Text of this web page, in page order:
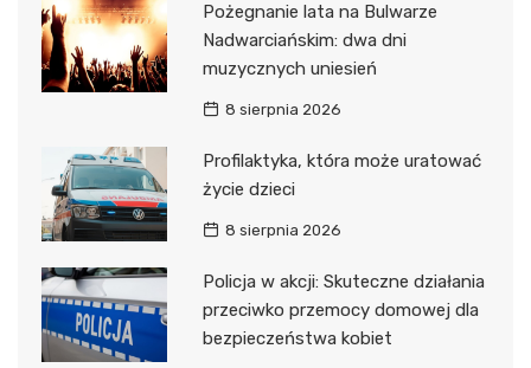
Pożegnanie lata na Bulwarze
Nadwarciańskim: dwa dni
muzycznych uniesień
8 sierpnia 2026
Profilaktyka, która może uratować
życie dzieci
8 sierpnia 2026
Policja w akcji: Skuteczne działania
przeciwko przemocy domowej dla
bezpieczeństwa kobiet